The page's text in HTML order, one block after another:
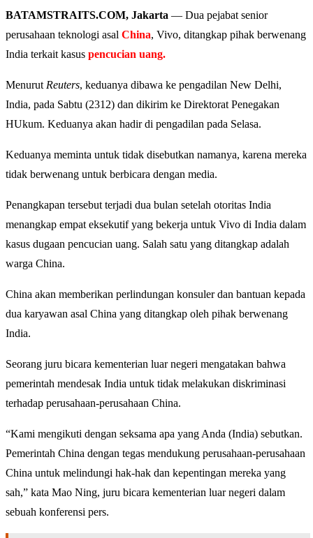
BATAMSTRAITS.COM, Jakarta — Dua pejabat senior
perusahaan teknologi asal China, Vivo, ditangkap pihak berwenang
India terkait kasus pencucian uang.
Menurut Reuters, keduanya dibawa ke pengadilan New Delhi,
India, pada Sabtu (2312) dan dikirim ke Direktorat Penegakan
HUkum. Keduanya akan hadir di pengadilan pada Selasa.
Keduanya meminta untuk tidak disebutkan namanya, karena mereka
tidak berwenang untuk berbicara dengan media.
Penangkapan tersebut terjadi dua bulan setelah otoritas India
menangkap empat eksekutif yang bekerja untuk Vivo di India dalam
kasus dugaan pencucian uang. Salah satu yang ditangkap adalah
warga China.
China akan memberikan perlindungan konsuler dan bantuan kepada
dua karyawan asal China yang ditangkap oleh pihak berwenang
India.
Seorang juru bicara kementerian luar negeri mengatakan bahwa
pemerintah mendesak India untuk tidak melakukan diskriminasi
terhadap perusahaan-perusahaan China.
“Kami mengikuti dengan seksama apa yang Anda (India) sebutkan.
Pemerintah China dengan tegas mendukung perusahaan-perusahaan
China untuk melindungi hak-hak dan kepentingan mereka yang
sah,” kata Mao Ning, juru bicara kementerian luar negeri dalam
sebuah konferensi pers.